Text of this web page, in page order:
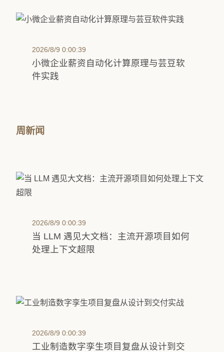
2026/8/9 0:00:39
小微企业薪资自动化计算原理与芸豆软
件实践
周新闻
2026/8/9 0:00:39
当 LLM 遇见大文档：主流开源项目如何
处理上下文超限
2026/8/9 0:00:39
工业制造数字孪生项目复盘从设计到交